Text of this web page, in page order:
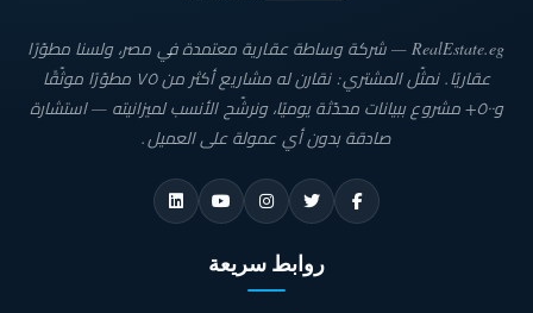
RealEstate.eg — شركة وساطة عقارية معتمدة في مصر، ولسنا مطوّرًا
عقاريًا. نمثّل المشتري: نقارن له مشاريع أكثر من ٧٥ مطوّرًا موثّقًا
و٥٠٠+ مشروع ببيانات محدّثة يوميًا، ونرشّح الأنسب لميزانيته — استشارة
صادقة بدون أي عمولة على العميل.
روابط سريعة